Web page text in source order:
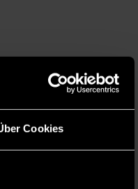
Cookies